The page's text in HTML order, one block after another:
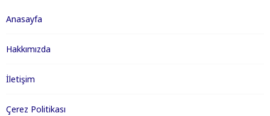
Anasayfa
Hakkımızda
İletişim
Çerez Politikası